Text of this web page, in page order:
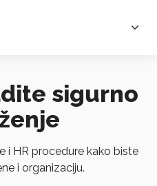
sigurno
i HR procedure kako biste
i organizaciju.